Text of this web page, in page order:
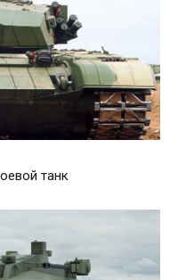
танк